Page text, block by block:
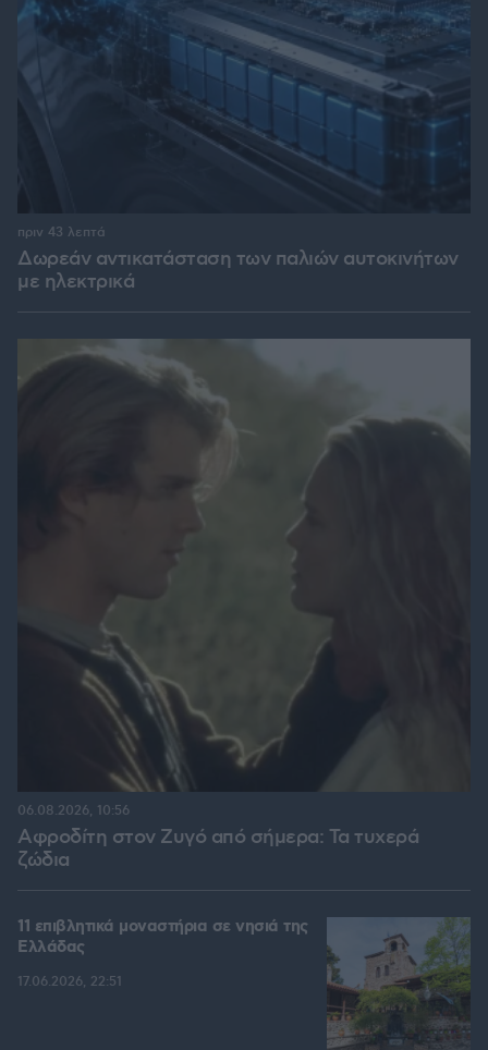
Δωρεάν αντικατάσταση των παλιών αυτοκινήτων
με ηλεκτρικά
πριν 43 λεπτά
Αφροδίτη στον Ζυγό από σήμερα: Τα τυχερά
ζώδια
06.08.2026, 10:56
11 επιβλητικά μοναστήρια σε νησιά της
Ελλάδας
17.06.2026, 22:51